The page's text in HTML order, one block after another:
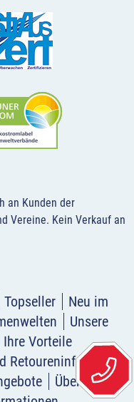
an Kunden der
Vereine. Kein Verkauf an
Topseller
Neu im
Unsere
Ihre Vorteile
Retoureninformation
Über uns